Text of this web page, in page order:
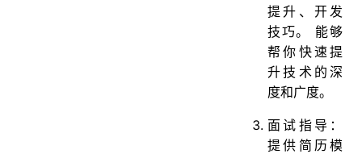
提升、开发
技巧。 能够
帮你快速提
升技术的深
度和广度。
面试指导：
提供简历模